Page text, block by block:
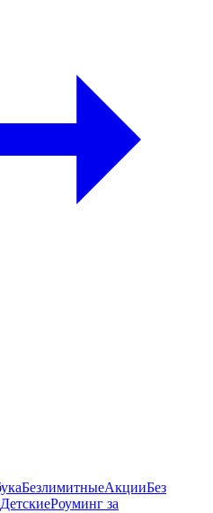
БезлимитныеАкцииБез
ДетскиеРоуминг за